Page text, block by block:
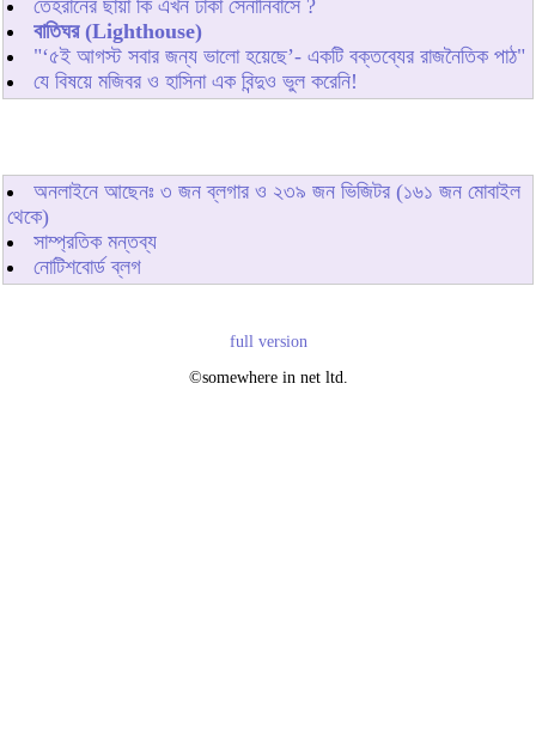
তেহরানের ছায়া কি এখন ঢাকা সেনানিবাসে ?
বাতিঘর (Lighthouse)
"‘৫ই আগস্ট সবার জন্য ভালো হয়েছে’- একটি বক্তব্যের রাজনৈতিক পাঠ"
যে বিষয়ে মজিবর ও হাসিনা এক বিন্দুও ভুল করেনি!
অনলাইনে আছেনঃ ৩ জন ব্লগার ও ২৩৯ জন ভিজিটর (১৬১ জন মোবাইল
থেকে)
সাম্প্রতিক মন্তব্য
নোটিশবোর্ড ব্লগ
full version
©somewhere in net ltd.